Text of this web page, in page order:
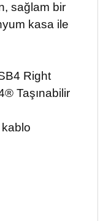
sağlam bir
kasa ile
Right
Taşınabilir